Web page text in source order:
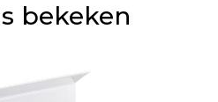
bekeken